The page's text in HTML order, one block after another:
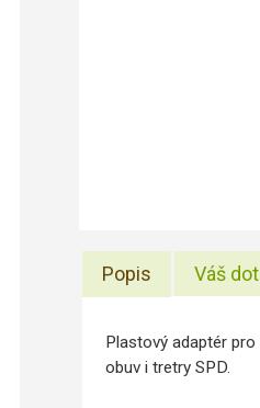
Popis Váš
Plastový adaptér
obuv i tretry SPD.